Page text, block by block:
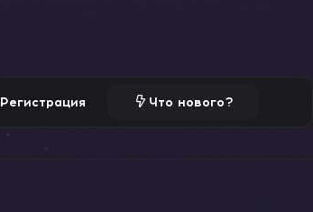
Регистрация Что нового?